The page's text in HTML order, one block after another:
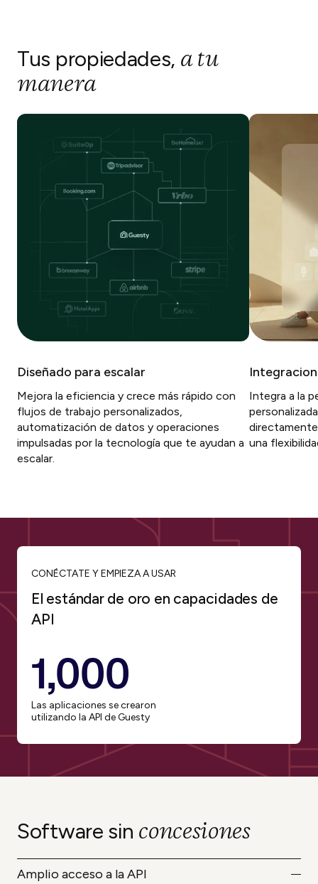
Tus propiedades, a tu
manera
Diseñado para escalar
Mejora la eficiencia y crece más rápido con
flujos de trabajo personalizados,
automatización de datos y operaciones
impulsadas por la tecnología que te ayudan a
escalar.
Integra a la
una
CONÉCTATE Y EMPIEZA A USAR
El estándar de oro en capacidades de
API
1,000
Las aplicaciones se crearon
utilizando la API de Guesty
Software sin concesiones
Amplio acceso a la API